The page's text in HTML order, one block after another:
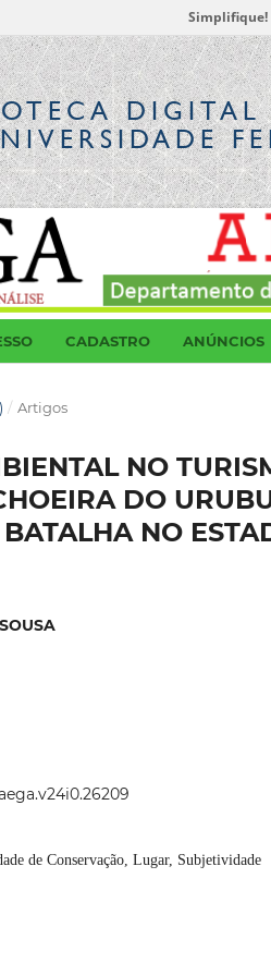
Simplifique!
DIGITAL
CADASTRO ANÚNCIOS
/ Artigos
NO
DO
NO
de Conservação, Lugar, Subjetividade